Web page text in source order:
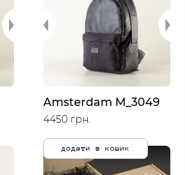
Amsterdam M_3049
4450 грн.
додати в кошик